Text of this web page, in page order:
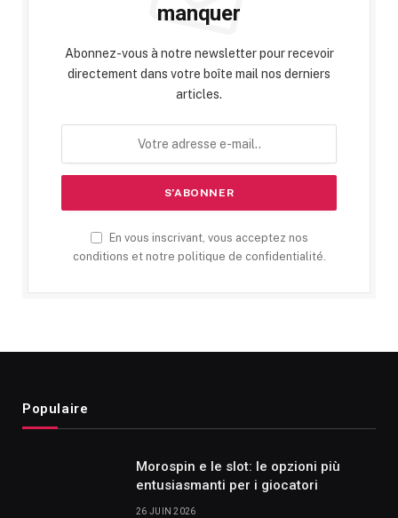
manquer
Abonnez-vous à notre newsletter pour recevoir
directement dans votre boîte mail nos derniers
articles.
En vous inscrivant, vous acceptez nos
conditions et notre politique de confidentialité.
Populaire
Morospin e le slot: le opzioni più
entusiasmanti per i giocatori
26 JUIN 2026